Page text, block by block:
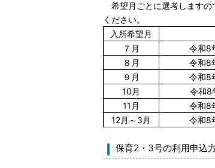
希望月ごとに選考しますの
ください。
入所希望月
７月
令和8
８月
令和8
９月
令和8
10月
令和8
11月
令和8
12月～3月
令和8
保育2・3号の利用申込